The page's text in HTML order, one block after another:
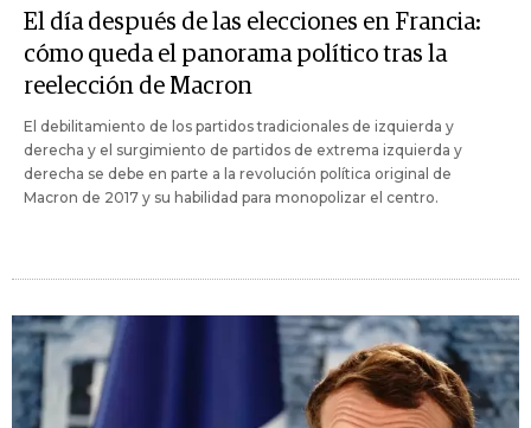
El día después de las elecciones en Francia:
cómo queda el panorama político tras la
reelección de Macron
El debilitamiento de los partidos tradicionales de izquierda y
derecha y el surgimiento de partidos de extrema izquierda y
derecha se debe en parte a la revolución política original de
Macron de 2017 y su habilidad para monopolizar el centro.